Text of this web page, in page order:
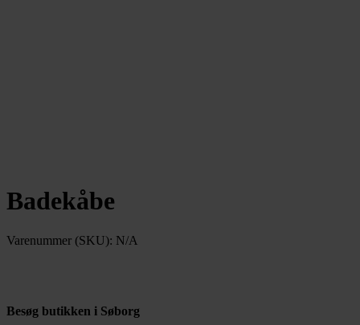
Badekåbe
Varenummer (SKU): N/A
Besøg butikken i Søborg